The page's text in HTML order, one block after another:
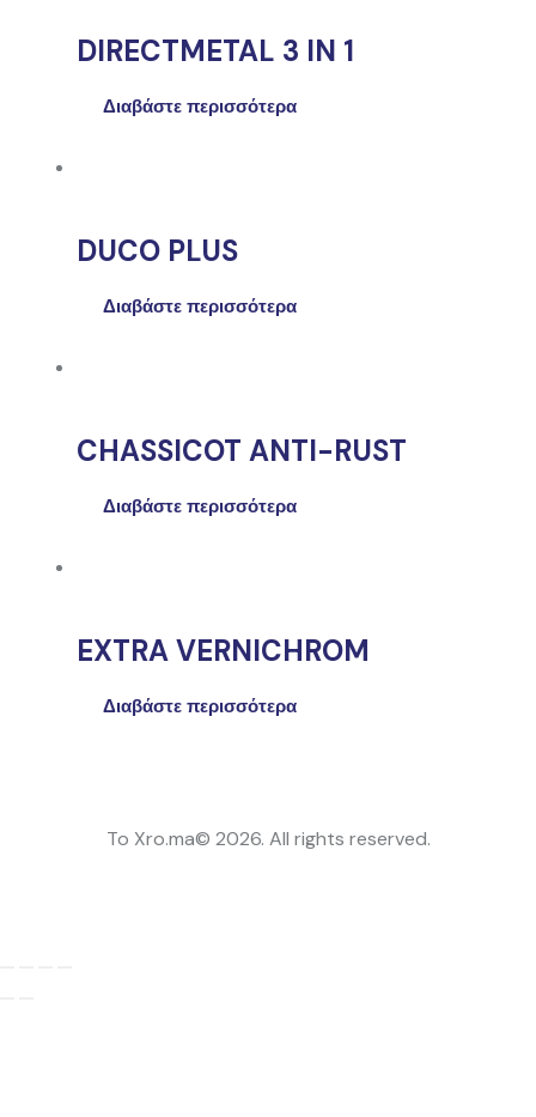
DIRECTMETAL 3 IN 1
Διαβάστε περισσότερα
DUCO PLUS
Διαβάστε περισσότερα
CHASSICOT ANTI-RUST
Διαβάστε περισσότερα
EXTRA VERNICHROM
Διαβάστε περισσότερα
To Xro.ma© 2026. All rights reserved.